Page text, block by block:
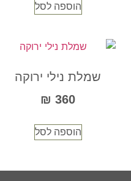
הוספה לסל
שמלת נילי ירוקה
360
₪
הוספה לסל